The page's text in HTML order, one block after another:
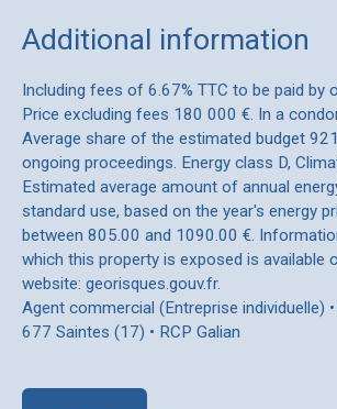
Additional information
Including fees of 6.67% TTC to be paid by
Price excluding fees 180 000 €. In a
Average share of the estimated budget
ongoing proceedings. Energy class D,
Estimated average amount of annual
standard use, based on the year's energy
between 805.00 and 1090.00 €.
which this property is exposed is available
website: georisques.gouv.fr.
Agent commercial (Entreprise individuelle)
677 Saintes (17) • RCP Galian